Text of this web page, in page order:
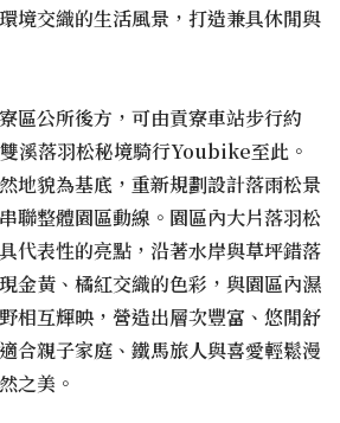
境交織的生活風景，打造兼具休閒與
區公所後方，可由貢寮車站步行約
溪落羽松秘境騎行Youbike至此。
地貌為基底，重新規劃設計落雨松景
聯整體園區動線。園區內大片落羽松
代表性的亮點，沿著水岸與草坪錯落
金黃、橘紅交織的色彩，與園區內濕
相互輝映，營造出層次豐富、悠閒舒
合親子家庭、鐵馬旅人與喜愛輕鬆漫
之美。